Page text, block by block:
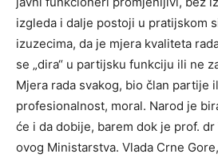
izgleda i dalje postoji u pratijskom
izuzecima, da je mjera kvaliteta
se „dira“ u partijsku funkciju ili ne
Mjera rada svakog, bio član partije
profesionalnost, moral. Narod je
će i da dobije, barem dok je prof. dr
ovog Ministarstva. Vlada Crne